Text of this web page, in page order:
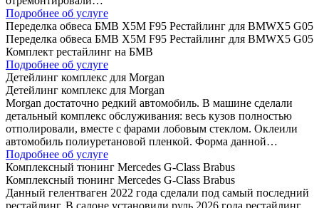
Подробнее об услуге
Переделка обвеса БМВ Х5М F95 Рестайлинг для BMWX5 G05
Переделка обвеса БМВ Х5М F95 Рестайлинг для BMWX5 G05
Комплект рестайлинг на БМВ
Подробнее об услуге
Детейлинг комплекс для Morgan
Детейлинг комплекс для Morgan
Morgan достаточно редкий автомобиль. В машине сделали
детальный комплекс обслуживания: весь кузов полностью
отполировали, вместе с фарами лобовым стеклом. Оклеили
автомобиль полиуретановой пленкой. Форма данной…
Подробнее об услуге
Комплексный тюнинг Mercedes G-Class Brabus
Комплексный тюнинг Mercedes G-Class Brabus
Данный гелентваген 2022 года сделали под самый последний